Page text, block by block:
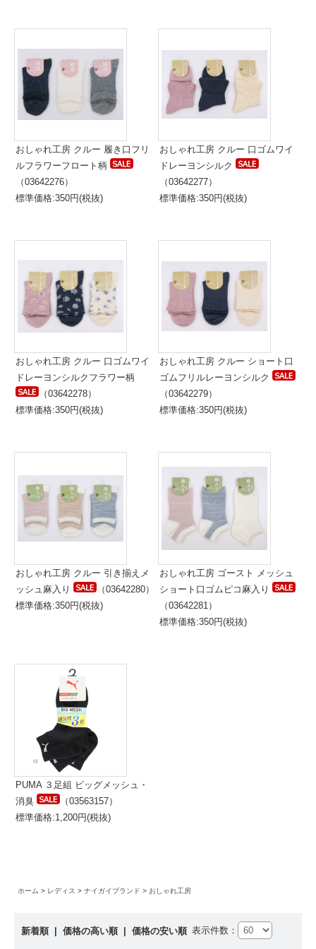
おしゃれ工房 クルー 履き口フリ
ルフラワーフロート柄
（03642276）
標準価格:350円(税抜)
おしゃれ工房 クルー 口ゴムワイ
ドレーヨンシルク
（03642277）
標準価格:350円(税抜)
おしゃれ工房 クルー 口ゴムワイ
ドレーヨンシルクフラワー柄
（03642278）
標準価格:350円(税抜)
おしゃれ工房 クルー ショート口
ゴムフリルレーヨンシルク
（03642279）
標準価格:350円(税抜)
おしゃれ工房 クルー 引き揃えメ
ッシュ麻入り
（03642280）
標準価格:350円(税抜)
おしゃれ工房 ゴースト メッシュ
ショート口ゴムピコ麻入り
（03642281）
標準価格:350円(税抜)
PUMA ３足組 ビッグメッシュ・
消臭
（03563157）
標準価格:1,200円(税抜)
ホーム レディス ナイガイブランド おしゃれ工房
新着順 | 価格の高い順 | 価格の安い順 表示件数：